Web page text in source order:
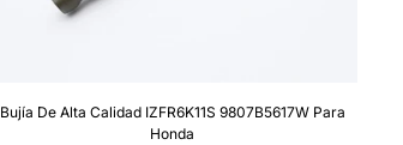
Bujía De Alta Calidad IZFR6K11S 9807B5617W Para
Honda